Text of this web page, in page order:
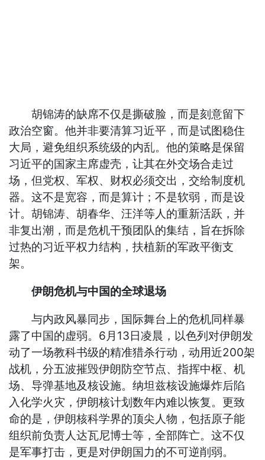
胡锦涛的缺席不仅是撕破脸，而是刻意留下
政治空窗。他并非要清算习近平，而是试图稳住
大局，避免组织系统级的内乱。他的策略是保留
习近平的国家主席虚壳，让其在外交场合走过
场，但党权、军权、财权必须交出，交给制度机
器。这不是宽容，而是算计；不是软弱，而是设
计。胡锦涛、胡春华、汪洋等人的重新活跃，并
非复出潮，而是危机干预团队的集结，旨在拆除
过热的习近平权力结构，扶植新的军政平衡支
架。
伊朗危机与中国的全球退场
与内政风暴同步，国际舞台上的危机同样暴
露了中国的虚弱。6月13日凌晨，以色列对伊朗发
动了一场教科书级的精准猎杀行动，动用近200架
战机，分五波摧毁伊朗防空节点、指挥中枢、机
场、导弹基地及核设施。纳坦兹核设施爆炸后陷
入化学火灾，伊朗核计划数年内难以恢复。更致
命的是，伊朗核科学界的顶尖人物，包括原子能
组织前负责人达瓦尼博士等，全部阵亡。这不仅
是军事打击，更是对伊朗国力的不可逆削弱。